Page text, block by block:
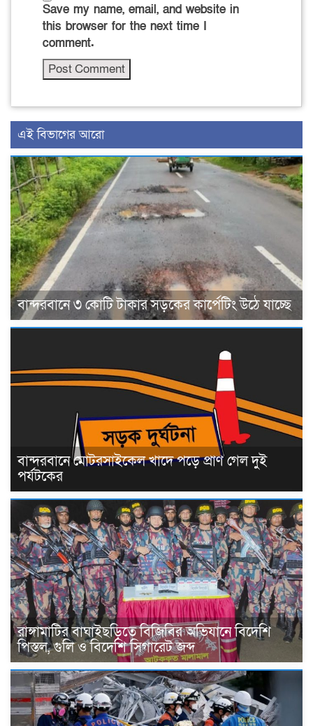
Save my name, email, and website in
this browser for the next time I
comment.
এই বিভাগের আরো
বান্দরবানে ৩ কোটি টাকার সড়কের কার্পেটিং উঠে যাচ্ছে
বান্দরবানে মোটরসাইকেল খাদে পড়ে প্রাণ গেল দুই
পর্যটকের
রাঙ্গামাটির বাঘাইছড়িতে বিজিবির অভিযানে বিদেশি
পিস্তল, গুলি ও বিদেশি সিগারেট জব্দ